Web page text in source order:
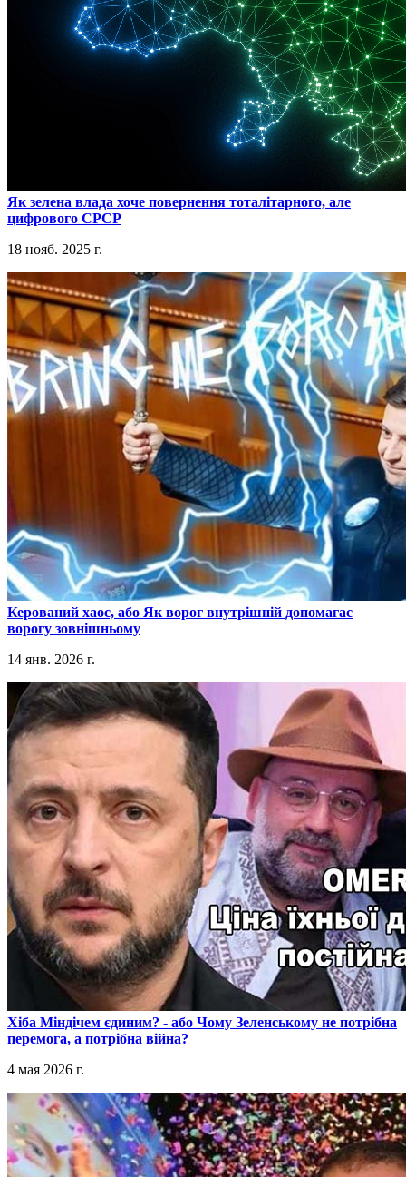
​Як зелена влада хоче повернення тоталітарного, але
цифрового СРСР
18 нояб. 2025 г.
​Керований хаос, або Як ворог внутрішній допомагає
ворогу зовнішньому
14 янв. 2026 г.
​Хіба Міндічем єдиним? - або Чому Зеленському не потрібна
перемога, а потрібна війна?
4 мая 2026 г.